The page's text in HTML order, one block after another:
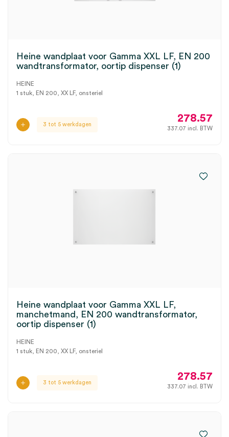
Heine wandplaat voor Gamma XXL LF, EN 200
wandtransformator, oortip dispenser (1)
HEINE
1 stuk, EN 200, XX LF, onsteriel
3 tot 5 werkdagen
278.57
337.07 incl. BTW
Heine wandplaat voor Gamma XXL LF,
manchetmand, EN 200 wandtransformator,
oortip dispenser (1)
HEINE
1 stuk, EN 200, XX LF, onsteriel
3 tot 5 werkdagen
278.57
337.07 incl. BTW